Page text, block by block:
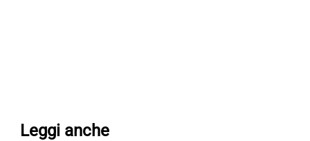
Leggi anche